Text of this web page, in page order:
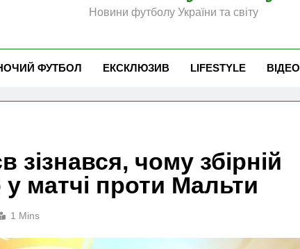
Новини футболу України та світу
ФУТБОЛ ЕКСКЛЮЗИВ LIFESTYLE ВІДЕО
чому збірній
матчі проти Мальти
1 Mins